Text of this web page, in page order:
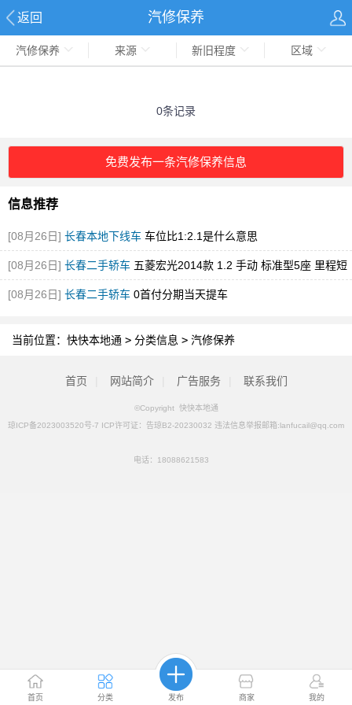
返回 汽修保养
首页 分类 发布 商家 我的
汽修保养 来源 新旧程度 区域
0条记录
免费发布一条汽修保养信息
信息推荐
[08月26日] 长春本地下线车 车位比1:2.1是什么意思
[08月26日] 长春二手轿车 五菱宏光2014款 1.2 手动 标准型5座 里程短
车况好
[08月26日] 长春二手轿车 0首付分期当天提车
当前位置： 快快本地通 > 分类信息 > 汽修保养
首页 网站简介 广告服务 联系我们
©Copyright 快快本地通
琼ICP备2023003520号-7 ICP许可证：告琼B2-20230032 违法信息举报邮箱:lanfucail@qq.com
电话： 18088621583